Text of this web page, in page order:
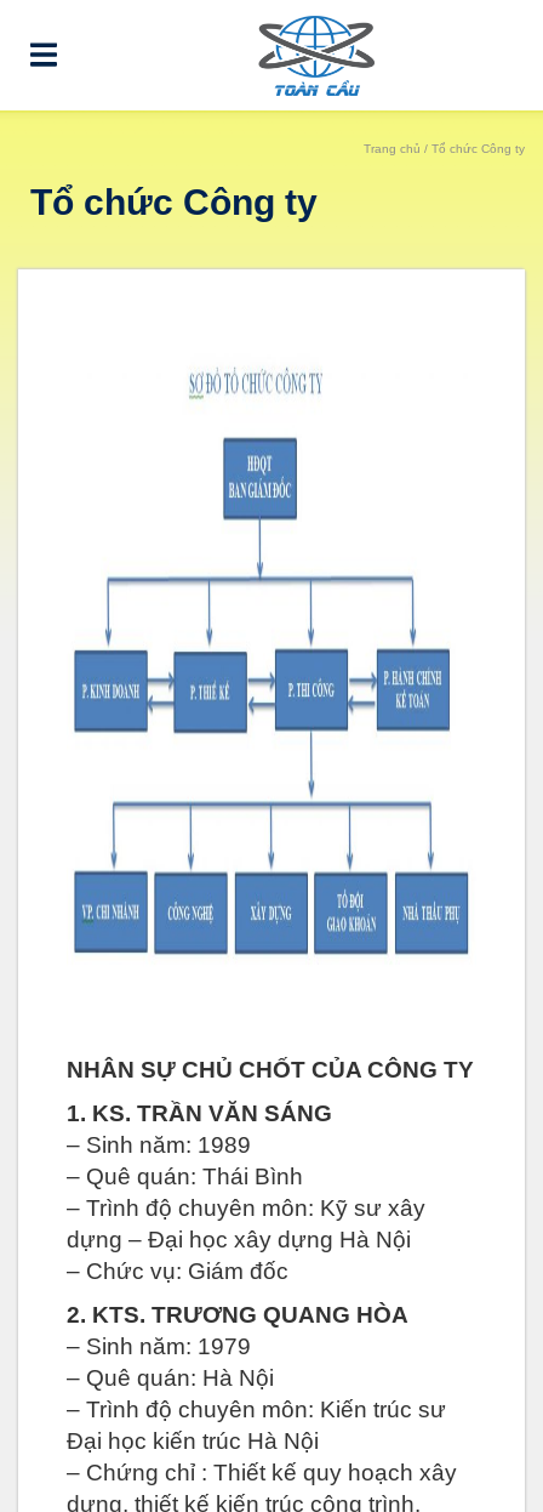
Trang chủ / Tổ chức Công ty
Tổ chức Công ty
NHÂN SỰ CHỦ CHỐT CỦA CÔNG TY
1. KS. TRẦN VĂN SÁNG
– Sinh năm: 1989
– Quê quán: Thái Bình
– Trình độ chuyên môn: Kỹ sư xây
dựng – Đại học xây dựng Hà Nội
– Chức vụ: Giám đốc
2. KTS. TRƯƠNG QUANG HÒA
– Sinh năm: 1979
– Quê quán: Hà Nội
– Trình độ chuyên môn: Kiến trúc sư
Đại học kiến trúc Hà Nội
– Chứng chỉ : Thiết kế quy hoạch xây
dựng, thiết kế kiến trúc công trình.